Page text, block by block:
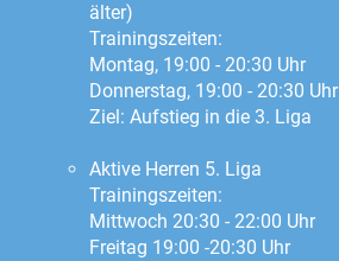
älter)
Trainingszeiten:
Montag, 19:00 - 20:30 Uhr
Donnerstag, 19:00 - 20:30 Uhr
Ziel: Aufstieg in die 3. Liga
Aktive Herren 5. Liga
Trainingszeiten:
Mittwoch 20:30 - 22:00 Uhr
Freitag 19:00 -20:30 Uhr